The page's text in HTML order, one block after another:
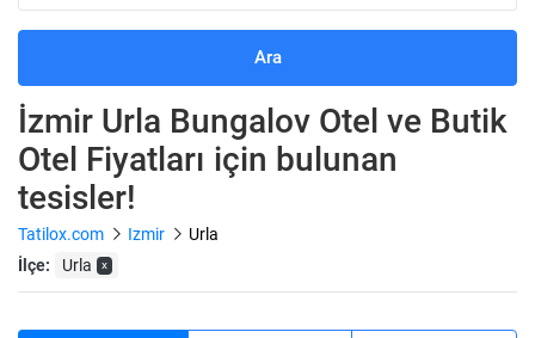
Ara
İzmir Urla Bungalov Otel ve Butik
Otel Fiyatları için bulunan
tesisler!
Tatilox.com Izmir
Urla
İlçe:
Urla x